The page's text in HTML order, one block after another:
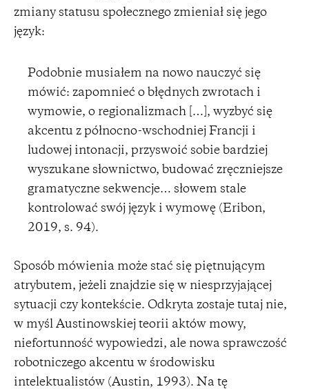
zmiany statusu społecznego zmieniał się jego
język:
Podobnie musiałem na nowo nauczyć się
mówić: zapomnieć o błędnych zwrotach i
wymowie, o regionalizmach […], wyzbyć się
akcentu z północno-wschodniej Francji i
ludowej intonacji, przyswoić sobie bardziej
wyszukane słownictwo, budować zręczniejsze
gramatyczne sekwencje… słowem stale
kontrolować swój język i wymowę (Eribon,
2019, s. 94).
Sposób mówienia może stać się piętnującym
atrybutem, jeżeli znajdzie się w niesprzyjającej
sytuacji czy kontekście. Odkryta zostaje tutaj nie,
w myśl Austinowskiej teorii aktów mowy,
niefortunność wypowiedzi, ale nowa sprawczość
robotniczego akcentu w środowisku
intelektualistów (Austin, 1993). Na tę